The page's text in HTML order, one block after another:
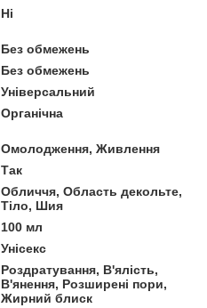
Ні
Без обмежень
Без обмежень
Універсальний
Органічна
Омолодження, Живлення
Так
Обличчя, Область декольте,
Тіло, Шия
100 мл
Унісекс
Роздратування, В'ялість,
В'янення, Розширені пори,
Жирний блиск